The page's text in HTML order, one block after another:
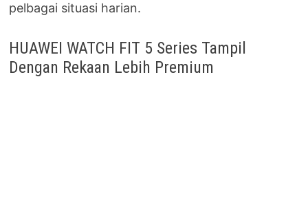
pelbagai situasi harian.
HUAWEI WATCH FIT 5 Series Tampil
Dengan Rekaan Lebih Premium